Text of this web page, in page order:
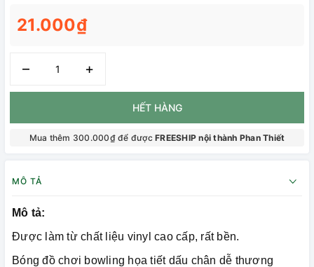
21.000₫
– +
HẾT HÀNG
Mua thêm 300.000₫ để đượcFREESHIP nội thành Phan Thiết
MÔ TẢ
Mô tả:
Được làm từ chất liệu vinyl cao cấp, rất bền.
Bóng đồ chơi bowling họa tiết dấu chân dễ thương